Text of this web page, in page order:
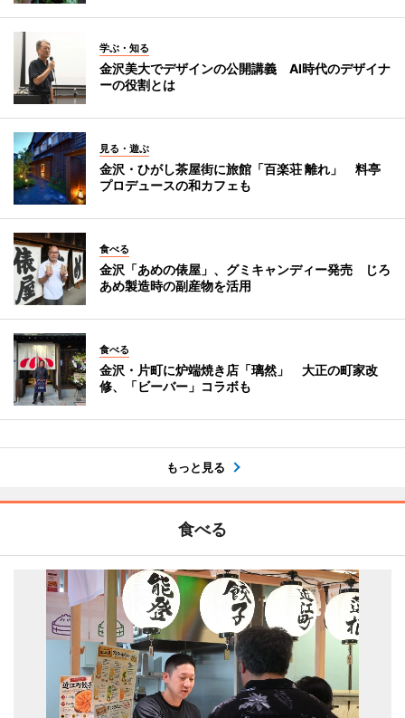
学ぶ・知る
金沢美大でデザインの公開講義 AI時代のデザイナ
ーの役割とは
見る・遊ぶ
金沢・ひがし茶屋街に旅館「百楽荘 離れ」 料亭
プロデュースの和カフェも
食べる
金沢「あめの俵屋」、グミキャンディー発売 じろ
あめ製造時の副産物を活用
食べる
金沢・片町に炉端焼き店「璃然」 大正の町家改
修、「ビーバー」コラボも
もっと見る
食べる